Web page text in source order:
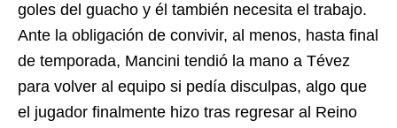
goles del guacho y él también necesita el trabajo.
Ante la obligación de convivir, al menos, hasta final
de temporada, Mancini tendió la mano a Tévez
para volver al equipo si pedía disculpas, algo que
el jugador finalmente hizo tras regresar al Reino